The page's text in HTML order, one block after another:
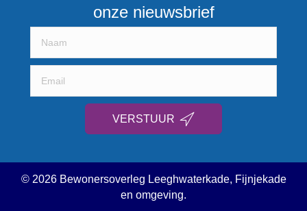
onze nieuwsbrief
VERSTUUR
© 2026 Bewonersoverleg Leeghwaterkade, Fijnjekade
en omgeving.